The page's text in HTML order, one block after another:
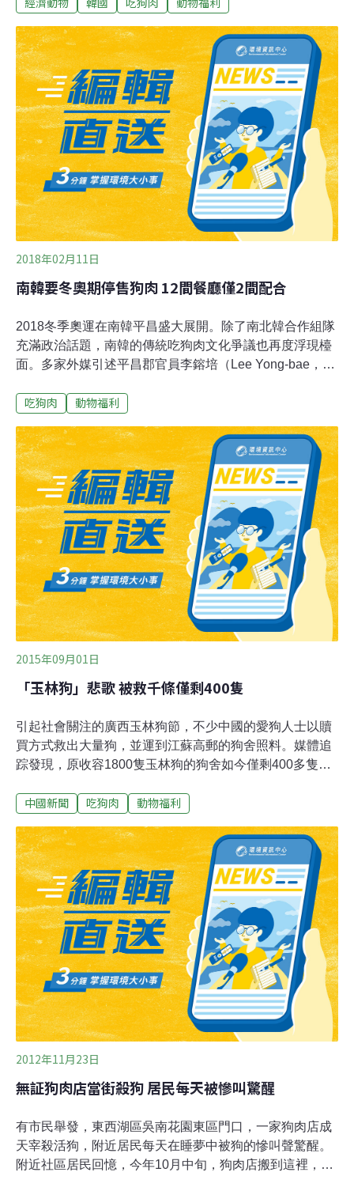
籠子裏，長大、養胖後被送到餐桌上，南韓人大多認為，
這些「肉狗」和寵物狗之間存有本質上的分別。 首爾附近
始興市一個狗場的負責人金先生（Nara Kim）本是一名農
夫。他透露自己原本無意養狗屠宰，但他飼養的寵物珍島
犬不斷誕下狗寶寶，令他逼不得已將牠們賣走，他又指，
由於南韓人「歧視」肉狗，領養反應一般，首爾附近的狗
狗收容中心已滿。南韓每年至少有200萬隻狗狗被屠宰及
食用，不過其實民眾近年吃狗肉的興趣已大減。南韓政府
早前為了在平昌冬奧期間改善形象，特地出資要求狗肉餐
廳暫停供應相關菜式，但江原道一名
2018年02月11日
南韓要冬奧期停售狗肉 12間餐廳僅2間配合
2018冬季奧運在南韓平昌盛大展開。除了南北韓合作組隊
充滿政治話題，南韓的傳統吃狗肉文化爭議也再度浮現檯
面。多家外媒引述平昌郡官員李鎔培（Lee Yong-bae，音
期間停售狗肉食物，然而12間販售狗肉的餐廳當中，僅有
者不願配合政策，因為即使只是冬奧期間禁售狗肉，對生
意都有相當程度影響。 不過《每日郵報》在專文介紹爭議
時，特別指出南韓的吃狗肉文化正在日漸衰退。愈來愈多
人把狗當成「寵物」而非「家畜」，且對一些南韓年輕人
來說，吃狗肉是一項禁忌話題。
吃狗肉 動物福利
2015年09月01日
「玉林狗」悲歌 被救千條僅剩400隻
引起社會關注的廣西玉林狗節，不少中國的愛狗人士以贖
買方式救出大量狗，並運到江蘇高郵的狗舍照料。媒體追
踪發現，原收容1800隻玉林狗的狗舍如今僅剩400多隻
狗。而隨著關注度降溫，狗舍的社會捐助和義工也愈來愈
31日報導，一些愛狗人士每年通過贖買的方式，將原本要
成為盤中餐的狗救下。1381隻「玉林狗」7月初經過35個
小時的長途顛簸後，來到千里之外的江蘇高郵三垛鎮一處
生命護生園。加上去年從玉林過來的400多隻狗，當地共
接納逾1800只「玉林狗」。
中國新聞 吃狗肉 動物福利
2012年11月23日
無証狗肉店當街殺狗 居民每天被慘叫驚醒
有市民舉發，東西湖區吳南花園東區門口，一家狗肉店成
天宰殺活狗，附近居民每天在睡夢中被狗的慘叫聲驚醒。
附近社區居民回憶，今年10月中旬，狗肉店搬到這裡，每